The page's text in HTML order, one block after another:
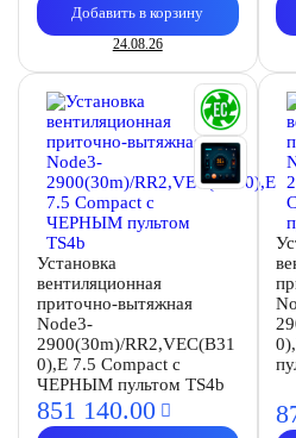
Добавить в корзину
24.08.26
Установка
вентиляционная
приточно-вытяжная
Node3-
2900(30m)/RR2,VEC(B31
0),E 7.5 Compact с
ЧЕРНЫМ пультом TS4b
851 140.00